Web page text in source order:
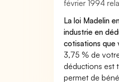
février 1994
La loi Madelin
industrie en
cotisations que
3,75 % de
déductions est
permet de